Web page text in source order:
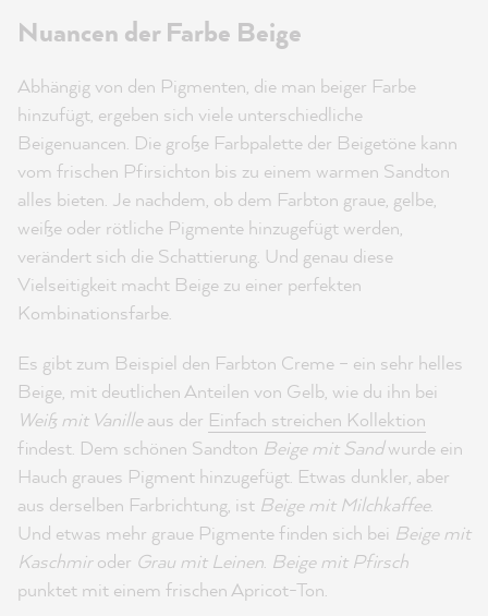
Nuancen der Farbe Beige
Abhängig von den Pigmenten, die man beiger Farbe
hinzufügt, ergeben sich viele unterschiedliche
Beigenuancen. Die große Farbpalette der Beigetöne kann
vom frischen Pfirsichton bis zu einem warmen Sandton
alles bieten. Je nachdem, ob dem Farbton graue, gelbe,
weiße oder rötliche Pigmente hinzugefügt werden,
verändert sich die Schattierung. Und genau diese
Vielseitigkeit macht Beige zu einer perfekten
Kombinationsfarbe.
Es gibt zum Beispiel den Farbton Creme – ein sehr helles
Beige, mit deutlichen Anteilen von Gelb, wie du ihn bei
Weiß mit Vanilleaus der Einfach streichen Kollektion
findest. Dem schönen Sandton Beige mit Sandwurde ein
Hauch graues Pigment hinzugefügt. Etwas dunkler, aber
aus derselben Farbrichtung, ist Beige mit Milchkaffee.
Und etwas mehr graue Pigmente finden sich bei Beige mit
Kaschmiroder Grau mit Leinen. Beige mit Pfirsch
punktet mit einem frischen Apricot-Ton.